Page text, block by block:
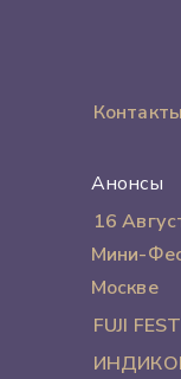
Контакты
Анонсы
16
Мини-
Москве
FUJI
ИНДИКОН